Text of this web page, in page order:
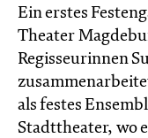
Ein erstes
Theater
Regisseurinnen
als festes
Stadttheater, wo